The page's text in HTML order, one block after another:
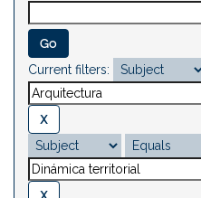
Current filters: